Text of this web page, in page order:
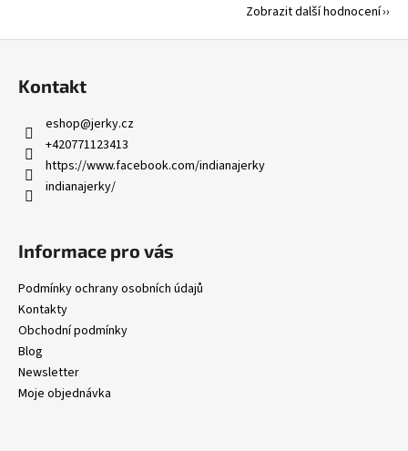
Zobrazit další hodnocení
Kontakt
eshop@jerky.cz
+420771123413
https://www.facebook.com/indianajerky
indianajerky/
Informace pro vás
Podmínky ochrany osobních údajů
Kontakty
Obchodní podmínky
Blog
Newsletter
Moje objednávka